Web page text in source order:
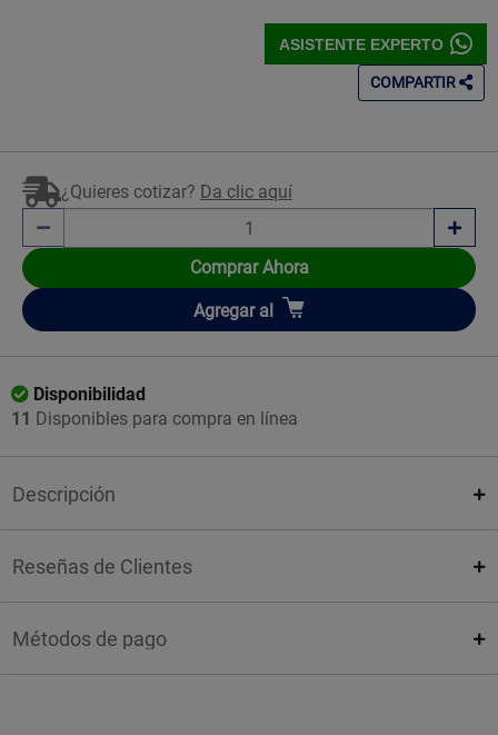
ASISTENTE EXPERTO
COMPARTIR
¿Quieres cotizar? Da clic aquí
Comprar Ahora
Añadir
Agregar al
Disponibilidad
11 Disponibles para compra en línea
Descripción
Reseñas de Clientes
Métodos de pago